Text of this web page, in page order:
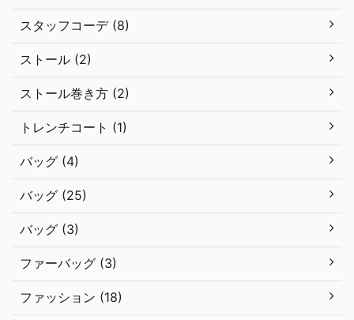
スタッフコーデ (8)
ストール (2)
ストール巻き方 (2)
トレンチコート (1)
バッグ (4)
バッグ (25)
バッグ (3)
ファーバッグ (3)
ファッション (18)